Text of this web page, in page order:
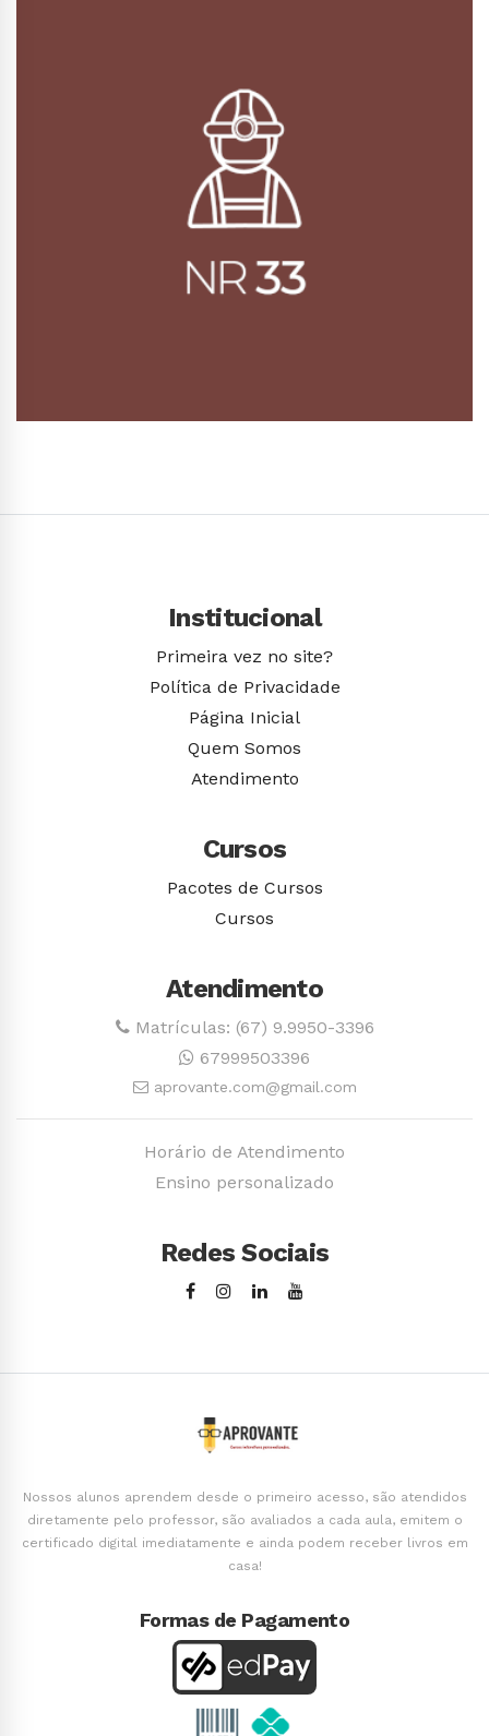
Institucional
Primeira vez no site?
Política de Privacidade
Página Inicial
Quem Somos
Atendimento
Cursos
Pacotes de Cursos
Cursos
Atendimento
Matrículas: (67) 9.9950-3396
67999503396
aprovante.com@gmail.com
Horário de Atendimento
Ensino personalizado
Redes Sociais
Nossos alunos aprendem desde o primeiro acesso, são atendidos
diretamente pelo professor, são avaliados a cada aula, emitem o
certificado digital imediatamente e ainda podem receber livros em
casa!
Formas de Pagamento